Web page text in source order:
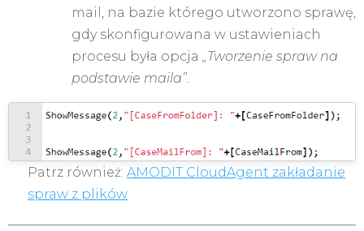
mail, na bazie którego utworzono sprawę,
gdy skonfigurowana w ustawieniach
procesu była opcja „Tworzenie spraw na
podstawie maila”.
Patrz również: AMODIT CloudAgent zakładanie
spraw z plików